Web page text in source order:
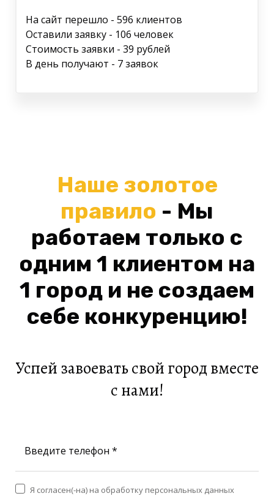
На сайт перешло - 596 клиентов
Оставили заявку - 106 человек
Стоимость заявки - 39 рублей
В день получают - 7 заявок
Наше золотое
правило - Мы
работаем только с
одним 1 клиентом на
1 город и не создаем
себе конкуренцию!
Успей завоевать свой город вместе
с нами!
Введите телефон *
Я согласен(-на) на обработку персональных данных